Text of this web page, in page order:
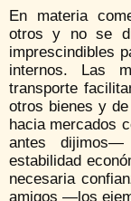
En materia
otros y no se
imprescindibles
internos. Las
transporte
otros bienes y
hacia mercados
antes
estabilidad
necesaria
amigos —los